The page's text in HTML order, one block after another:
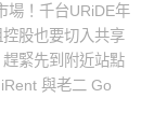
場！千台URiDE年
股也要切入共享
緊先到附近站點
與老二 Go